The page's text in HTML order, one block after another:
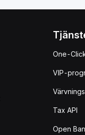
One-
VIP-
Tax API
Open